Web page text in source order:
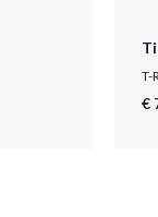
T-
€